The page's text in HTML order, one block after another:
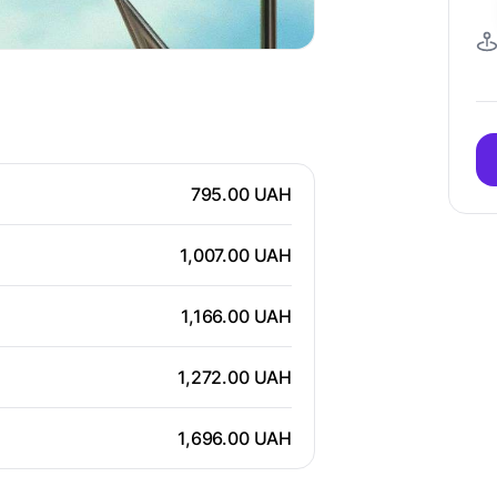
795.00 UAH
1,007.00 UAH
1,166.00 UAH
1,272.00 UAH
1,696.00 UAH